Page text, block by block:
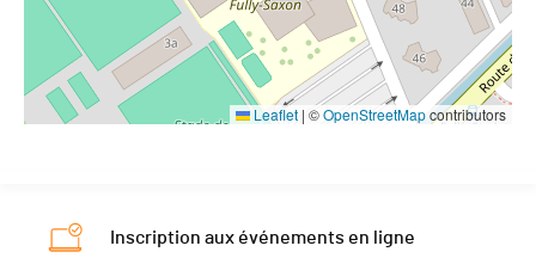
Leaflet | ©OpenStreetMapcontributors
Inscription aux événements en ligne